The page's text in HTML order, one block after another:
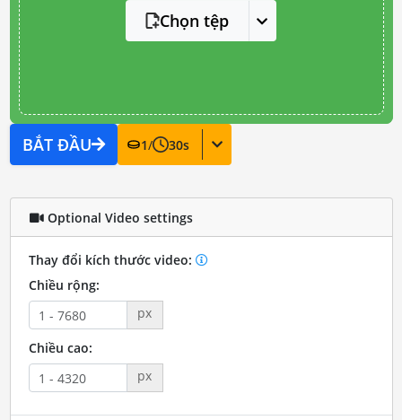
Chọn tệp
BẮT ĐẦU 1/ 30s
Optional Video settings
Thay đổi kích thước video:
Chiều rộng:
px
Chiều cao:
px